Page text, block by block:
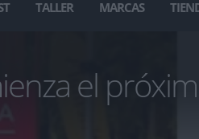
TALLER MARCAS
el